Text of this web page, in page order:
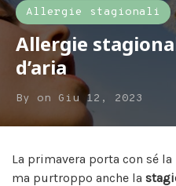
Allergie stagionali
Allergie
d’aria
By on Giu 12, 2023
La primavera porta con sé
ma purtroppo anche la